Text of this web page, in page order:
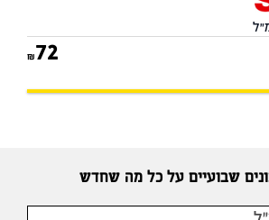
72
שבועיים על כל מה שחדש